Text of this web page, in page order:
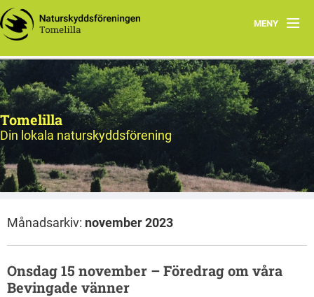
MENY
Hem
Program
Natursnokarna
Styrelsen
Utflyktsmål
Tomelilla
Din lokala naturskyddsförening
Månadsarkiv: november 2023
Onsdag 15 november – Föredrag om våra
Bevingade vänner